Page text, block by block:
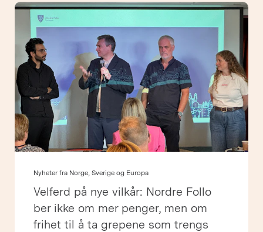
Nyheter fra Norge, Sverige og Europa
Velferd på nye vilkår: Nordre Follo
ber ikke om mer penger, men om
frihet til å ta grepene som trengs